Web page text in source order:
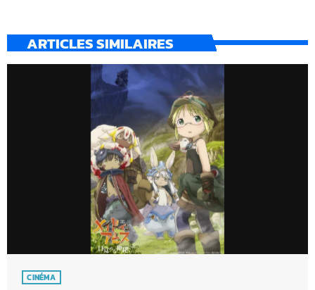
ARTICLES SIMILAIRES
CINÉMA